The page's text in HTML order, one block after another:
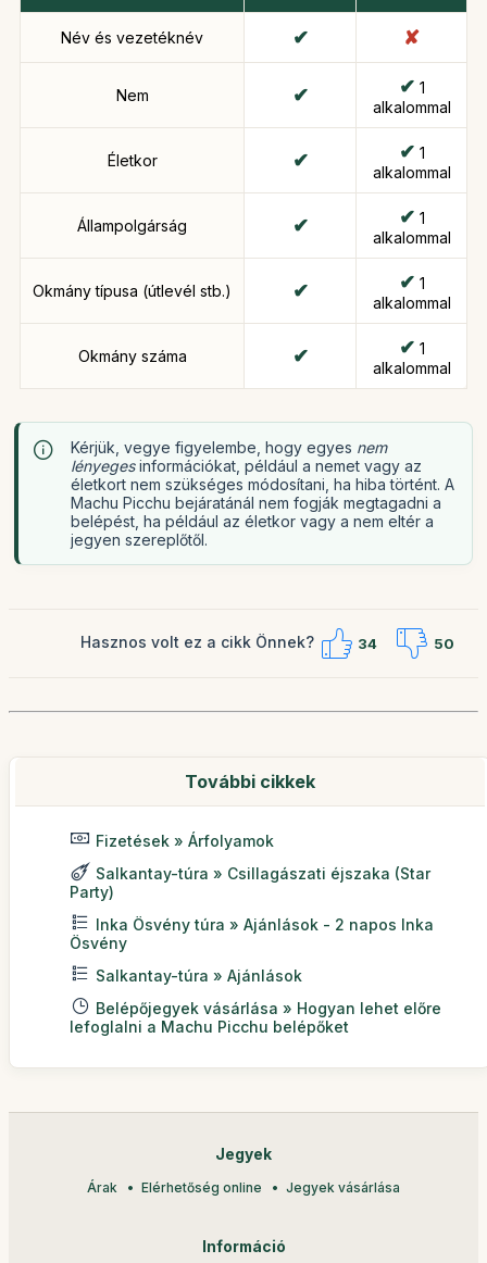
Név és vezetéknév
Nem
1
alkalommal
Életkor
1
alkalommal
Állampolgárság
1
alkalommal
Okmány típusa (útlevél stb.)
1
alkalommal
Okmány száma
1
alkalommal
Kérjük, vegye figyelembe, hogy egyes nem
lényegesinformációkat, például a nemet vagy az
életkort nem szükséges módosítani, ha hiba történt. A
Machu Picchu bejáratánál nem fogják megtagadni a
belépést, ha például az életkor vagy a nem eltér a
jegyen szereplőtől.
Hasznos volt ez a cikk Önnek? 34 50
További cikkek
Fizetések » Árfolyamok
Salkantay-túra » Csillagászati éjszaka (Star
Party)
Inka Ösvény túra » Ajánlások - 2 napos Inka
Ösvény
Salkantay-túra » Ajánlások
Belépőjegyek vásárlása » Hogyan lehet előre
lefoglalni a Machu Picchu belépőket
Jegyek
Árak Elérhetőség online Jegyek vásárlása
Információ